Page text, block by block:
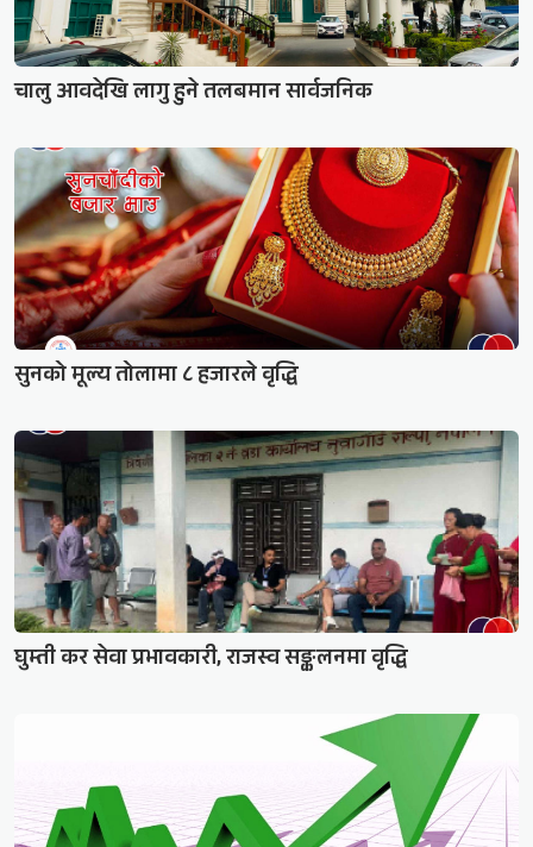
चालु आवदेखि लागु हुने तलबमान सार्वजनिक
सुनको मूल्य तोलामा ८ हजारले वृद्धि
घुम्ती कर सेवा प्रभावकारी, राजस्व सङ्कलनमा वृद्धि